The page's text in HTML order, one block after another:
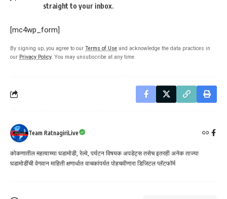
straight to your inbox.
[mc4wp_form]
By signing up, you agree to our Terms of Use and acknowledge the data practices in
our Privacy Policy. You may unsubscribe at any time.
Team RatnagiriLive
कोकणातील महत्वाच्या घडामोडी, रेल्वे, पर्यटन विषयक अपडेट्स तसेच इतरही अनेक ताज्या
घडामोडींची वेगवान माहिती क्षणार्धात वाचकांपर्यत पोहचवीणारा डिजिटल प्लॅटफॉर्म